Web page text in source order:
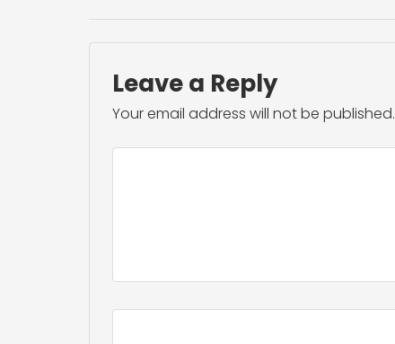
Leave a Reply
Your email address will not be published.